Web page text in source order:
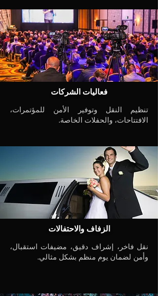
فعاليات الشركات
تنظيم النقل وتوفير الأمن للمؤتمرات،
الافتتاحات، والحفلات الخاصة.
الزفاف والاحتفالات
نقل فاخر، إشراف دقيق، مضيفات استقبال،
وأمن لضمان يوم منظم بشكل مثالي.